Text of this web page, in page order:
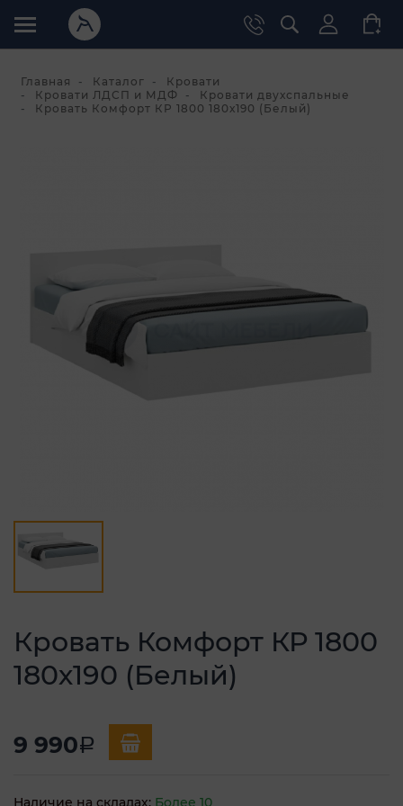
Главная Каталог
Кровати
Кровати ЛДСП и МДФ
Кровати двухспальные
Кровать Комфорт КР 1800 180х190 (Белый)
Кровать Комфорт КР 1800
180х190 (Белый)
9 990a
Наличие на складах: Более 10